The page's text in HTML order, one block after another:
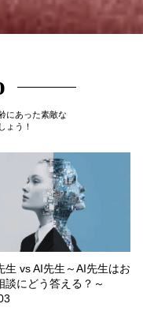
にあった素敵な
ょう！
生 vs AI先生～AI先生はお
談にどう答える？～